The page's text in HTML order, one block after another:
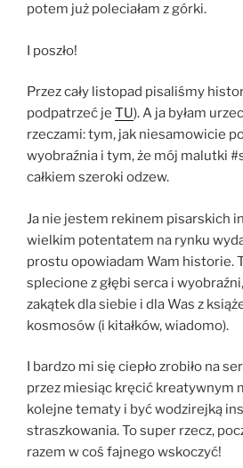
potem już poleciałam z górki.
I poszło!
Przez cały listopad pisaliśmy
podpatrzeć je TU). A ja byłam
rzeczami: tym, jak niesamowicie
wyobraźnia i tym, że mój malutki
całkiem szeroki odzew.
Ja nie jestem rekinem pisarskich
wielkim potentatem na rynku
prostu opowiadam Wam historie.
splecione z głębi serca i
zakątek dla siebie i dla Was z
kosmosów (i kitałków, wiadomo).
I bardzo mi się ciepło zrobiło na
przez miesiąc kręcić kreatywnym
kolejne tematy i być wodzirejką
straszkowania. To super rzecz,
razem w coś fajnego wskoczyć!